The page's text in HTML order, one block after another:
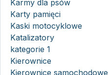
Karmy dla psów
Karty pamięci
Kaski motocyklowe
Katalizatory
kategorie 1
Kierownice
Kierownice samochodowe